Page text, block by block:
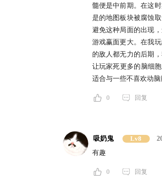
髓便是中前期。在这
是的地图板块被腐蚀
避免这种局面的出现
游戏赢面更大。在我
的敌人都无力的后期
让玩家死更多的脑细
适合与一些不喜欢动
0 回复
吸奶鬼 Lv8
有趣
0 回复